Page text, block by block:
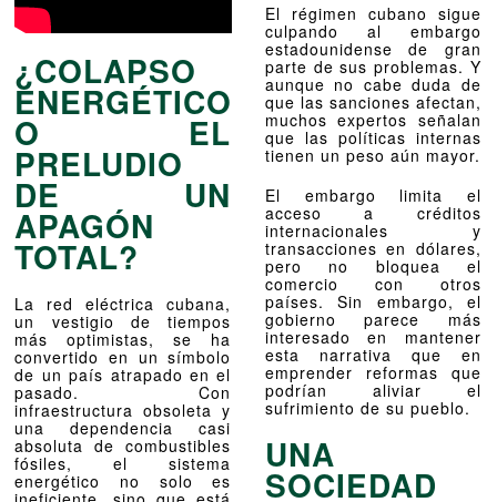
¿COLAPSO
ENERGÉTICO
O EL
PRELUDIO
DE UN
APAGÓN
TOTAL?
La red eléctrica cubana,
un vestigio de tiempos
más optimistas, se ha
convertido en un símbolo
de un país atrapado en el
pasado. Con
infraestructura obsoleta y
una dependencia casi
absoluta de combustibles
fósiles, el sistema
energético no solo es
El régimen cubano sigue
culpando al embargo
estadounidense de gran
parte de sus problemas. Y
aunque no cabe duda de
que las sanciones afectan,
muchos expertos señalan
que las políticas internas
tienen un peso aún mayor.
El embargo limita el
acceso a créditos
internacionales y
transacciones en dólares,
pero no bloquea el
comercio con otros
países. Sin embargo, el
gobierno parece más
interesado en mantener
esta narrativa que en
emprender reformas que
podrían aliviar el
sufrimiento de su pueblo.
UNA
SOCIEDAD